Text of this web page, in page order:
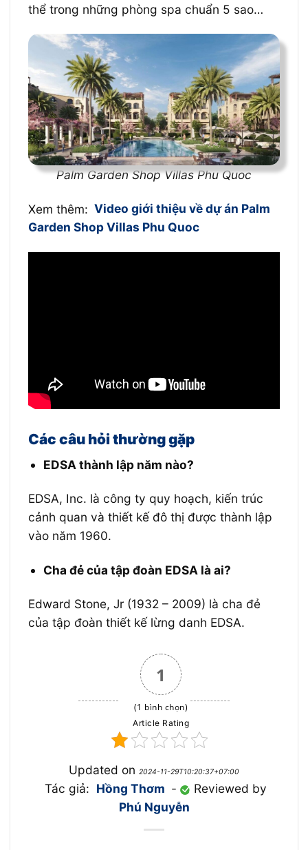
thể trong những phòng spa chuẩn 5 sao…
Palm Garden Shop Villas Phu Quoc
Xem thêm: Video giới thiệu về dự án Palm
Garden Shop Villas Phu Quoc
Các câu hỏi thường gặp
EDSA thành lập năm nào?
EDSA, Inc. là công ty quy hoạch, kiến ​​trúc
cảnh quan và thiết kế đô thị được thành lập
vào năm 1960.
Cha đẻ của tập đoàn EDSA là ai?
Edward Stone, Jr (1932 – 2009) là cha đẻ
của tập đoàn thiết kế lừng danh EDSA.
1
(1 bình chọn)
Article Rating
Updated on 2024-11-29T10:20:37+07:00
Tác giả: Hồng Thơm -
Reviewed by
Phú Nguyễn